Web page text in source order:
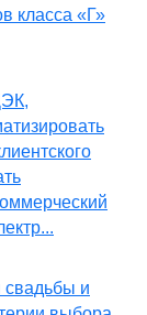
класса «Г»
свадьбы и